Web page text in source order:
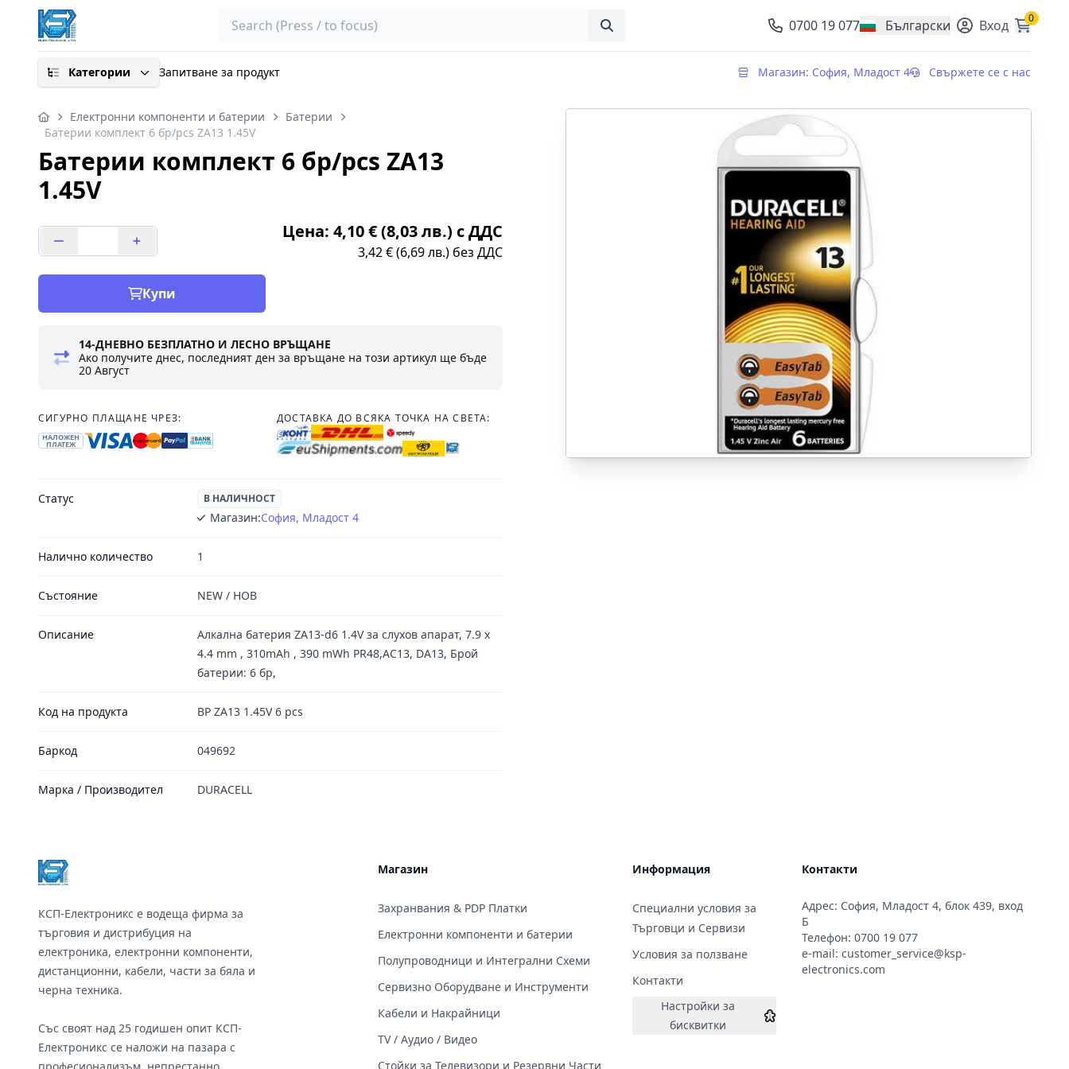
Search 0700 19 077 Български
, change currency Вход 0
Категории Запитване за продукт Магазин: София, Младост 4 Свържете се с нас
Електронни компоненти и батерии
Батерии
Батерии комплект 6 бр/pcs ZA13 1.45V
Батерии комплект 6 бр/pcs ZA13
1.45V
Цена: 4,10 € (8,03 лв.) с ДДС
3,42 € (6,69 лв.) без ДДС
Купи
14-ДНЕВНО БЕЗПЛАТНО И ЛЕСНО ВРЪЩАНЕ
Ако получите днес, последният ден за връщане на този артикул ще бъде
20 Август
СИГУРНО ПЛАЩАНЕ ЧРЕЗ:
НАЛОЖЕН
ПЛАТЕЖ
ДОСТАВКА ДО ВСЯКА ТОЧКА НА СВЕТА:
Статус В НАЛИЧНОСТ
Магазин:София, Младост 4
Налично количество 1
Състояние NEW / НОВ
Описание
Алкална батерия ZA13-d6 1.4V за слухов апарат, 7.9 x
4.4 mm , 310mAh , 390 mWh PR48,AC13, DA13, Брой
батерии: 6 бр,
Код на продукта BP ZA13 1.45V 6 pcs
Баркод 049692
Марка / Производител DURACELL
КСП-Електроникс е водеща фирма за
търговия и дистрибуция на
електроника, електронни компоненти,
дистанционни, кабели, части за бяла и
черна техника.
Със своят над 25 годишен опит КСП-
Електроникс се наложи на пазара с
Магазин
Захранвания & PDP Платки
Електронни компоненти и батерии
Полупроводници и Интегрални Схеми
Сервизно Оборудване и Инструменти
Кабели и Накрайници
TV / Аудио / Видео
Стойки за Телевизори и Резервни Части
Информация
Специални условия за
Търговци и Сервизи
Условия за ползване
Контакти
Настройки за
бисквитки
Контакти
Адрес: София, Младост 4, блок 439, вход
Б
Телефон: 0700 19 077
e-mail: customer_service@ksp-
electronics.com